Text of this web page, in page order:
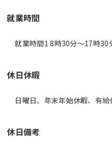
就業時間
就業時間1 8時30分〜17時30
休日休暇
日曜日、年末年始休暇、有
休日備考